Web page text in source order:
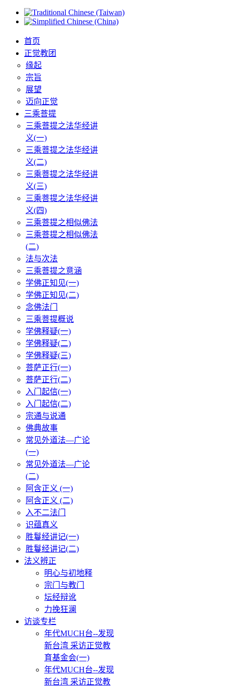
首页
正觉教团
缘起
宗旨
展望
迈向正觉
三乘菩提
三乘菩提之法华经讲
义(一)
三乘菩提之法华经讲
义(二)
三乘菩提之法华经讲
义(三)
三乘菩提之法华经讲
义(四)
三乘菩提之相似佛法
三乘菩提之相似佛法
(二)
法与次法
三乘菩提之意涵
学佛正知见(一)
学佛正知见(二)
念佛法门
三乘菩提概说
学佛释疑(一)
学佛释疑(二)
学佛释疑(三)
菩萨正行(一)
菩萨正行(二)
入门起信(一)
入门起信(二)
宗通与说通
佛典故事
常见外道法—广论
(一)
常见外道法—广论
(二)
阿含正义 (一)
阿含正义 (二)
入不二法门
识蕴真义
胜鬘经讲记(一)
胜鬘经讲记(二)
法义辨正
明心与初地释
宗门与教门
坛经辩讹
力挽狂澜
访谈专栏
年代MUCH台--发现
新台湾 采访正觉教
育基金会(一)
年代MUCH台--发现
新台湾 采访正觉教